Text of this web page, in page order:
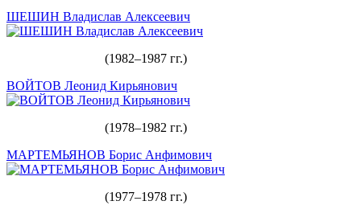
ШЕШИН Владислав Алексеевич
(1982–1987 гг.)
ВОЙТОВ Леонид Кирьянович
(1978–1982 гг.)
МАРТЕМЬЯНОВ Борис Анфимович
(1977–1978 гг.)